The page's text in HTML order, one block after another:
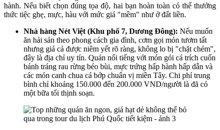
hành. Nếu biết chọn đúng tọa độ, hai bạn hoàn toàn có thể thưởng
thức tiệc ghẹ, mực, hàu với mức giá "mềm" như ở đất liền.
Nhà hàng Nét Việt (Khu phố 7, Dương Đông): Nếu muốn
ăn hải sản theo phong cách gia đình, cơm gọi món tươm tất
nhưng giá cả được niêm yết rõ ràng, không lo bị "chặt chém",
đây là địa chỉ uy tín. Quán nổi tiếng với món gỏi cá trích cuốn
bánh tráng rau rừng béo bùi, mực trứng hấp hành hấp dẫn và
các món canh chua cá bớp chuẩn vị miền Tây. Chi phí trung
bình chỉ khoảng 150.000 đến 200.000 VND/người là đã có
một bữa tối thịnh soạn.